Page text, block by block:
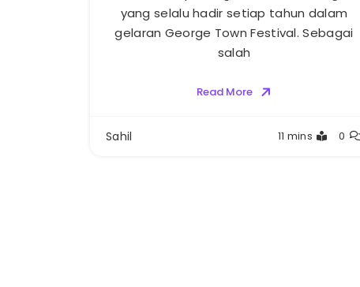
yang selalu hadir setiap tahun dalam
gelaran George Town Festival. Sebagai
salah
Read More
Sahil 11 mins 0